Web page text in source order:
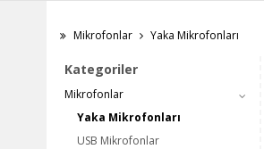
Mikrofonlar Yaka Mikrofonları
Kategoriler
Mikrofonlar
Yaka Mikrofonları
USB Mikrofonlar